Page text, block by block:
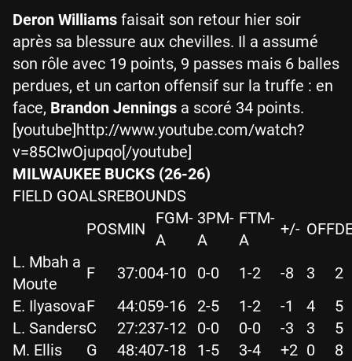
Deron Williams faisait son retour hier soir
après sa blessure aux chevilles. Il a assumé
son rôle avec 19 points, 9 passes mais 6 balles
perdues, et un carton offensif sur la truffe : en
face, Brandon Jennings a scoré 34 points.
[youtube]http://www.youtube.com/watch?
v=85CIwOjupqo[/youtube]
MILWAUKEE BUCKS (26-26)
FIELD GOALSREBOUNDS
POSMIN
FGM-
A
3PM-
A
FTM-
A
+/- OFF
L. Mbah a
Moute
F 37:004-10 0-0 1-2 -8 3
2
E. IlyasovaF 44:059-16 2-5 1-2 -1 4
5
L. SandersC 27:237-12 0-0 0-0 -3 3
5
M. Ellis
G 48:407-18 1-5 3-4 +2 0
8